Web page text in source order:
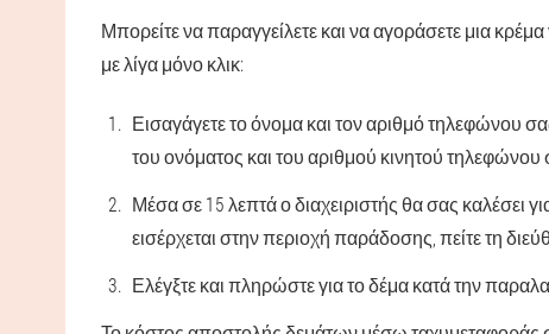
Μπορείτε να παραγγείλετε και να αγοράσετε μια
με λίγα μόνο κλικ:
Εισαγάγετε το όνομα και τον αριθμό τηλεφώνου
του ονόματος και του αριθμού κινητού τηλεφώνου
Μέσα σε 15 λεπτά ο διαχειριστής θα σας καλέσει
εισέρχεται στην περιοχή παράδοσης, πείτε τη
Ελέγξτε και πληρώστε για το δέμα κατά την